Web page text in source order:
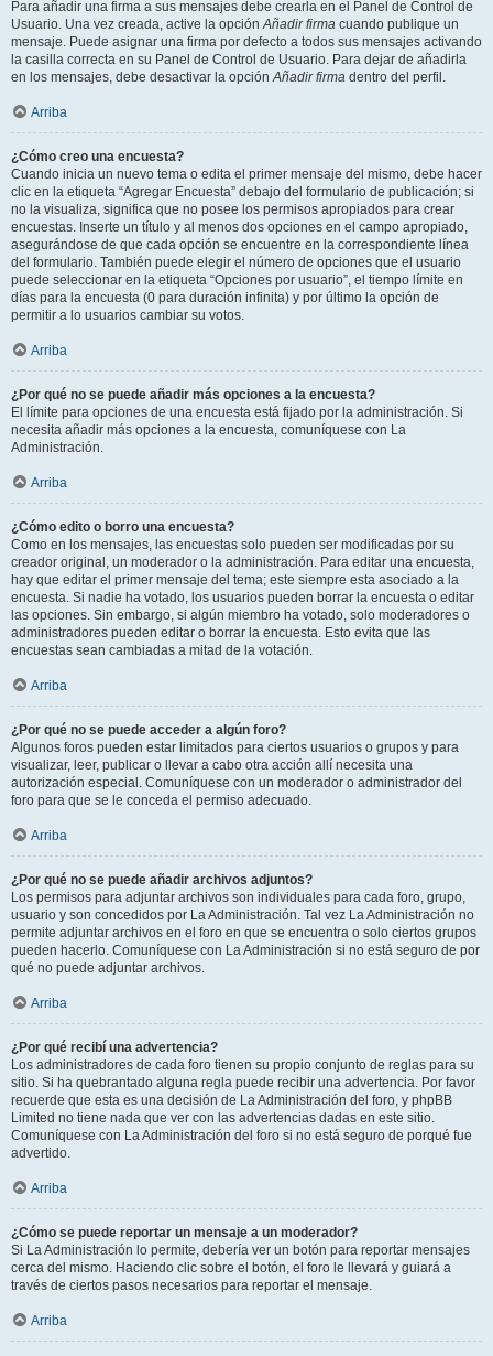
Para añadir una firma a sus mensajes debe crearla en el Panel de Control de
Usuario. Una vez creada, active la opciónAñadir firma cuando publique un
mensaje. Puede asignar una firma por defecto a todos sus mensajes activando
la casilla correcta en su Panel de Control de Usuario. Para dejar de añadirla
en los mensajes, debe desactivar la opciónAñadir firma dentro del perfil.
Arriba
¿Cómo creo una encuesta?
Cuando inicia un nuevo tema o edita el primer mensaje del mismo, debe hacer
clic en la etiqueta “Agregar Encuesta” debajo del formulario de publicación; si
no la visualiza, significa que no posee los permisos apropiados para crear
encuestas. Inserte un título y al menos dos opciones en el campo apropiado,
asegurándose de que cada opción se encuentre en la correspondiente línea
del formulario. También puede elegir el número de opciones que el usuario
puede seleccionar en la etiqueta “Opciones por usuario”, el tiempo límite en
días para la encuesta (0 para duración infinita) y por último la opción de
permitir a lo usuarios cambiar su votos.
Arriba
¿Por qué no se puede añadir más opciones a la encuesta?
El límite para opciones de una encuesta está fijado por la administración. Si
necesita añadir más opciones a la encuesta, comuníquese con La
Administración.
Arriba
¿Cómo edito o borro una encuesta?
Como en los mensajes, las encuestas solo pueden ser modificadas por su
creador original, un moderador o la administración. Para editar una encuesta,
hay que editar el primer mensaje del tema; este siempre esta asociado a la
encuesta. Si nadie ha votado, los usuarios pueden borrar la encuesta o editar
las opciones. Sin embargo, si algún miembro ha votado, solo moderadores o
administradores pueden editar o borrar la encuesta. Esto evita que las
encuestas sean cambiadas a mitad de la votación.
Arriba
¿Por qué no se puede acceder a algún foro?
Algunos foros pueden estar limitados para ciertos usuarios o grupos y para
visualizar, leer, publicar o llevar a cabo otra acción allí necesita una
autorización especial. Comuníquese con un moderador o administrador del
foro para que se le conceda el permiso adecuado.
Arriba
¿Por qué no se puede añadir archivos adjuntos?
Los permisos para adjuntar archivos son individuales para cada foro, grupo,
usuario y son concedidos por La Administración. Tal vez La Administración no
permite adjuntar archivos en el foro en que se encuentra o solo ciertos grupos
pueden hacerlo. Comuníquese con La Administración si no está seguro de por
qué no puede adjuntar archivos.
Arriba
¿Por qué recibí una advertencia?
Los administradores de cada foro tienen su propio conjunto de reglas para su
sitio. Si ha quebrantado alguna regla puede recibir una advertencia. Por favor
recuerde que esta es una decisión de La Administración del foro, y phpBB
Limited no tiene nada que ver con las advertencias dadas en este sitio.
Comuníquese con La Administración del foro si no está seguro de porqué fue
advertido.
Arriba
¿Cómo se puede reportar un mensaje a un moderador?
Si La Administración lo permite, debería ver un botón para reportar mensajes
cerca del mismo. Haciendo clic sobre el botón, el foro le llevará y guiará a
través de ciertos pasos necesarios para reportar el mensaje.
Arriba